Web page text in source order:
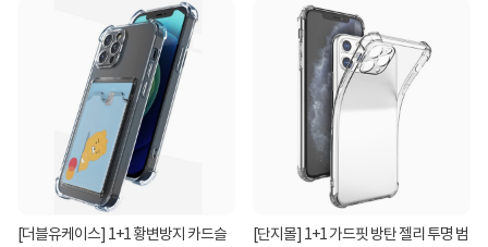
[더블유케이스] 1+1 황변방지 카드슬
[단지몰] 1+1 가드핏 방탄 젤리 투명 범